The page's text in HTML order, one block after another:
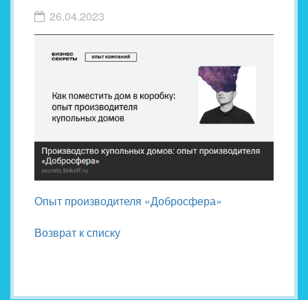
26.04.2023
Опыт производителя «Добросфера»
Возврат к списку